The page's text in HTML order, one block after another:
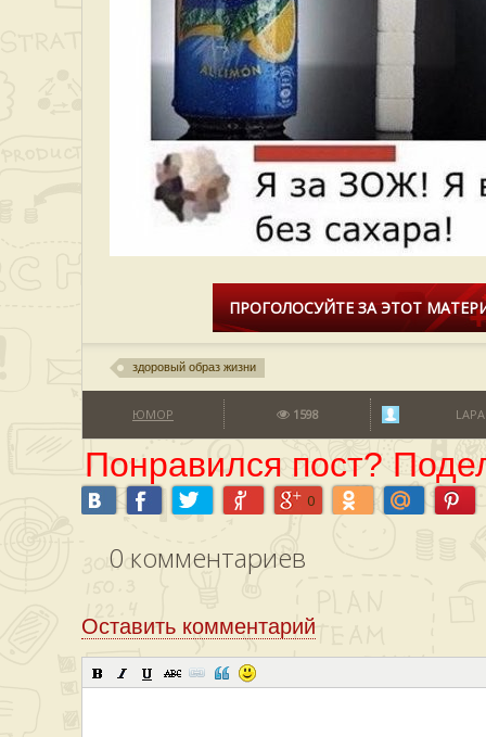
ПРОГОЛОСУЙТЕ ЗА ЭТОТ
здоровый образ жизни
ЮМОР 1598
Понравился пост?
0
0 комментариев
Оставить комментарий